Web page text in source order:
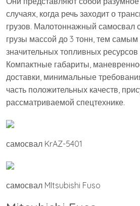
случаях, когда речь заходит о
грузов. Малотоннажный самосвал
грузы массой до 3 тонн, тем самым
значительных топливных ресурсов
Компактные габариты,
доставки, минимальные
часть положительных качеств,
рассматриваемой спецтехнике.
самосвал KrAZ-5401
самосвал MItsubishi Fuso